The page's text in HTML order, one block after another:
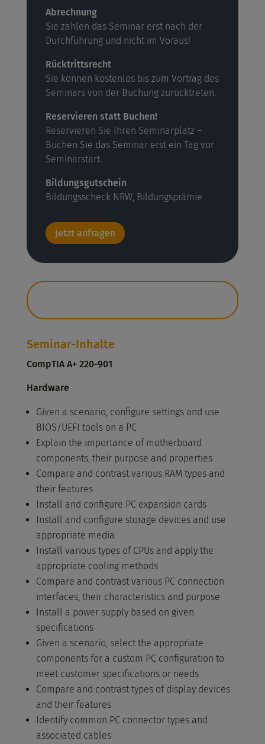
Abrechnung
Sie zahlen das Seminar erst nach der
Durchführung und nicht im Voraus!
Rücktrittsrecht
Sie können kostenlos bis zum Vortrag des
Seminars von der Buchung zurücktreten.
Reservieren statt Buchen!
Reservieren Sie Ihren Seminarplatz –
Buchen Sie das Seminar erst ein Tag vor
Seminarstart.
Bildungsgutschein
Bildungsscheck NRW, Bildungsprämie
Jetzt anfragen
Seminar-Inhalte
CompTIA A+ 220-901
Hardware
Given a scenario, configure settings and use
BIOS/UEFI tools on a PC
Explain the importance of motherboard
components, their purpose and properties
Compare and contrast various RAM types and
their features
Install and configure PC expansion cards
Install and configure storage devices and use
appropriate media
Install various types of CPUs and apply the
appropriate cooling methods
Compare and contrast various PC connection
interfaces, their characteristics and purpose
Install a power supply based on given
specifications
Given a scenario, select the appropriate
components for a custom PC configuration to
meet customer specifications or needs
Compare and contrast types of display devices
and their features
Identify common PC connector types and
associated cables